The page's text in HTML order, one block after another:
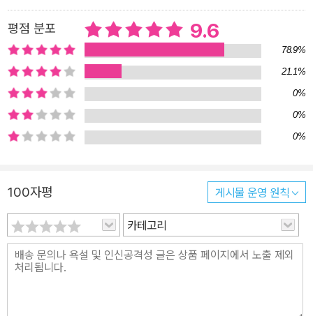
를 만났어」의 주인공 이유는 나래의 사촌 언니이고, 이유의 쌍둥이 동
생 해밀이 주인공이 되어 풀어 가는 이야기가 바로 「가출 기록부」다.
그리하여 이 모든 주인공들은 결국 마지막 작품 「짝사랑 만세」의 마지
막 장면에서 한데 모이며 대미를 장식한다. 『데이트하자!』가 다섯 작
품을 모두 아우르는 구조적 완결성을 유지하는 이유는 단순히 주인공
들끼리 친인척 혹은 친구의 관계로 연결되어 있어서만은 아니다. 처
음부터 작가가 치밀하게 기획한 단편의 순서에 따라 사건이 진행되기
때문에, 이전 작품에서 사소하게 벌어진 사건이나 대화도 한 권을 다
다. 독자들은 마지막 장을 덮은 뒤, 단편 다섯 편을 읽었다기 보다는
장편소설 한 권을 모두 읽어 낸 느낌을 받게 되는 것이다. ▶“우리 친
구들이 살아갈 미래는 지금까지와는 사뭇 다른 세계일 거라 믿거든
요, 꼭 그래야만 한다고 간절히 꿈꾸거든요.” 출판계를 비롯한 각종
미디어에서 ‘행복’을 화두로 내세운 건 어제 오늘의 일이 아니다. 계속
평점 분포 9.6
78.9%
21.1%
0%
0%
0%
100자평 게시물 운영 원칙
카테고리